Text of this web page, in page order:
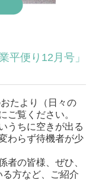
平便り12月号」
たより（日々の
ご覧ください。
うちに空きが出る
わらず待機者が少
者の皆様、ぜひ、
方など、 ご紹介